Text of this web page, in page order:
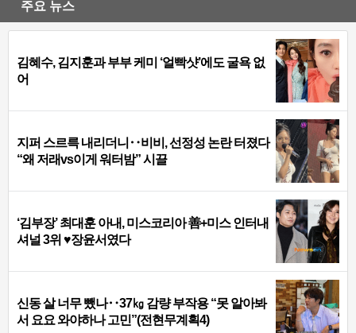
주요 뉴스
김혜수, 김지훈과 부부 케미 ‘얼빡샷’에도 굴욕 없
어
지퍼 스르륵 내리더니‥비비, 선정성 논란 터졌다
“왜 저래vs이게 워터밤” 시끌
‘김부장’ 최대훈 아내, 미스코리아 善+미스 인터내
셔널 3위 ♥장윤서였다
신동 살 너무 뺐나‥37㎏ 감량 부작용 “못 알아봐
서 요요 와야하나 고민”(전현무계획4)